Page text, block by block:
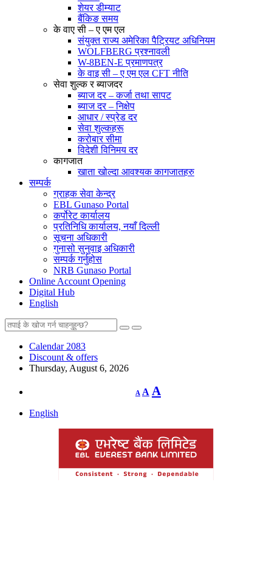
शेयर डीम्याट
बैंकिङ समय
के वाए सी – ए एम एल
संयुक्त राज्य अमेरिका पैट्रियट अधिनियम
WOLFBERG प्रश्नावली
W-8BEN-E प्रमाणपत्र
के वाइ सी – ए एम एल CFT नीति
सेवा शुल्क र ब्याजदर
ब्याज दर – कर्जा तथा सापट
ब्याज दर – निक्षेप
आधार / स्प्रेड दर
सेवा शुल्कहरू
करोबार सीमा
विदेशी विनिमय दर
कागजात
खाता खोल्दा आवश्यक कागजातहरु
सम्पर्क
ग्राहक सेवा केन्द्र
EBL Gunaso Portal
कर्पोरेट कार्यालय
प्रतिनिधि कार्यालय, नयाँ दिल्ली
सूचना अधिकारी
गुनासो सुनुवाइ अधिकारी
सम्पर्क गर्नुहोस
NRB Gunaso Portal
Online Account Opening
Digital Hub
English
Calendar 2083
Discount & offers
Thursday, August 6, 2026
A
Decrease
font
A Reset
font
A
English